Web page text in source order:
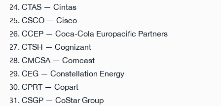
CTAS — Cintas
CSCO — Cisco
CCEP — Coca-Cola Europacific Partners
CTSH — Cognizant
CMCSA — Comcast
CEG — Constellation Energy
CPRT — Copart
CSGP — CoStar Group